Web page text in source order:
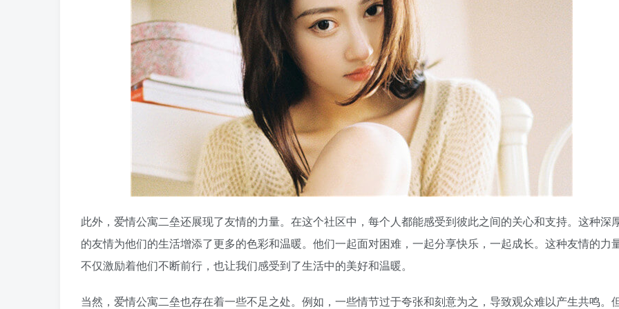
此外，爱情公寓二垒还展现了友情的力量。在这个社区中，每个人都能感受到彼此之间的关心和支持。这种深
的友情为他们的生活增添了更多的色彩和温暖。他们一起面对困难，一起分享快乐，一起成长。这种友情的力
不仅激励着他们不断前行，也让我们感受到了生活中的美好和温暖。
当然，爱情公寓二垒也存在着一些不足之处。例如，一些情节过于夸张和刻意为之，导致观众难以产生共鸣。